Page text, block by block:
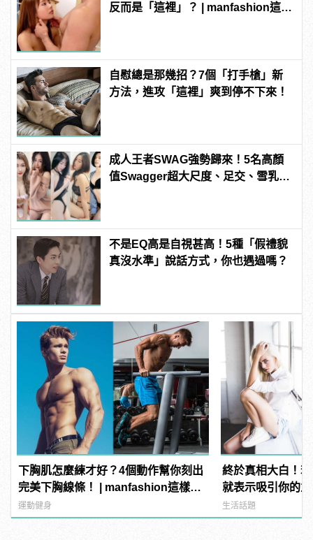
反而是「這裡」？ | manfashion這樣
自慰總是那幾招？7個「打手槍」新
方法，進攻「這裡」爽到停不下來！
成人王者SWAG強勢歸來！5名高顏
值Swagger超大尺度、足交、雪乳、
不是EQ高是自視甚高！5種「假禮貌
真沒水準」說話方式，你也遇過嗎？
下胸肌怎麼練才好？4個動作幫你刻出
完美下胸線條！ | manfashion這樣變
型男
運動健身
終於真相大白！
就表示吸引你的
生活話題